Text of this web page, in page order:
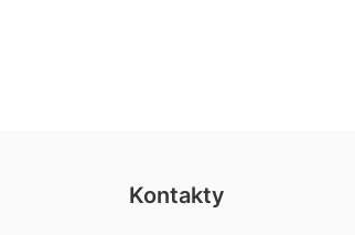
Kontakty